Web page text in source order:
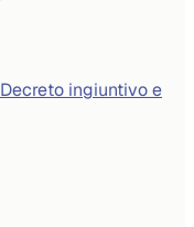
ingiuntivo e